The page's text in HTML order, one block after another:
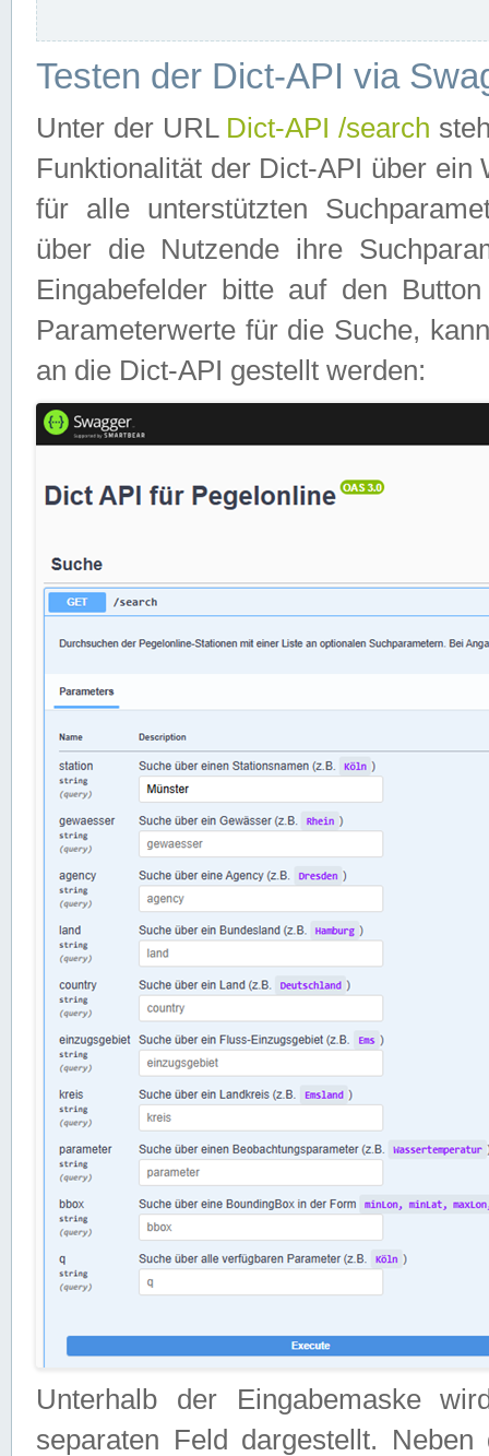
Testen der Dict-API via
Unter der URL Dict-API /search
Funktionalität der Dict-API über
für alle unterstützten
über die Nutzende ihre
Eingabefelder bitte auf den
Parameterwerte für die Suche,
an die Dict-API gestellt werden:
Unterhalb der Eingabemaske
separaten Feld dargestellt.